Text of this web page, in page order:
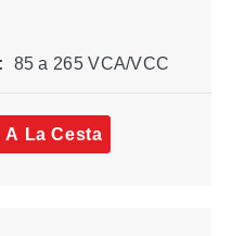
85 a 265 VCA/VCC
A La Cesta